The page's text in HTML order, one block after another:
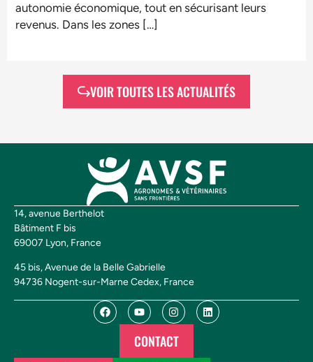
autonomie économique, tout en sécurisant leurs
revenus. Dans les zones […]
VOIR TOUTES LES ACTUALITÉS
14, avenue Berthelot
Bâtiment F bis
69007 Lyon, France
45 bis, Avenue de la Belle Gabrielle
94736 Nogent-sur-Marne Cedex, France
CONTACT